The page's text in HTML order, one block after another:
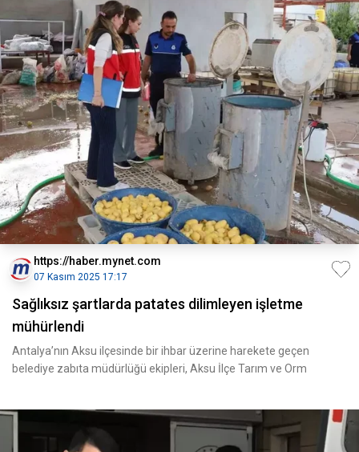
https://haber.mynet.com
07 Kasım 2025 17:17
Sağlıksız şartlarda patates dilimleyen işletme
mühürlendi
Antalya’nın Aksu ilçesinde bir ihbar üzerine harekete geçen
belediye zabıta müdürlüğü ekipleri, Aksu İlçe Tarım ve Orm